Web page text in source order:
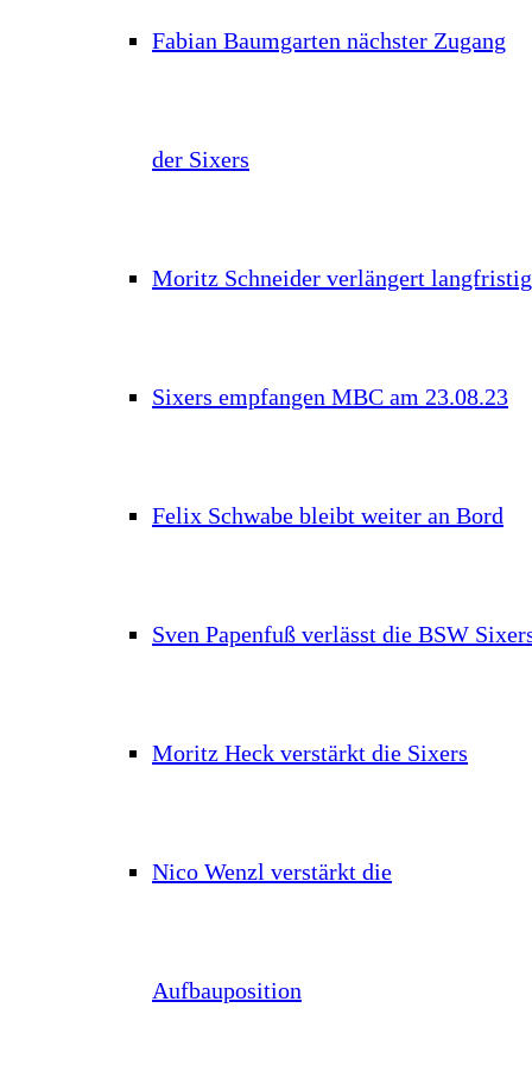
Fabian Baumgarten nächster Zugang
der Sixers
Moritz Schneider verlängert langfristig
Sixers empfangen MBC am 23.08.23
Felix Schwabe bleibt weiter an Bord
Sven Papenfuß verlässt die BSW
Moritz Heck verstärkt die Sixers
Nico Wenzl verstärkt die
Aufbauposition